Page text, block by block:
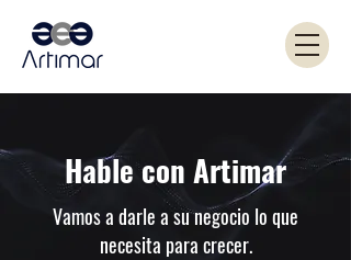
Hable con Artimar
Vamos a darle a su negocio lo que
necesita para crecer.